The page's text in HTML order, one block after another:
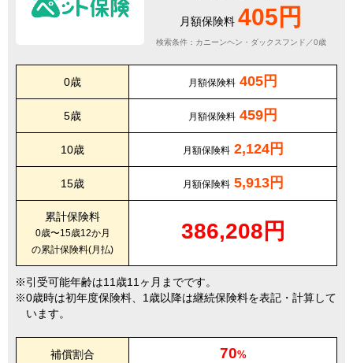
月額保険料 405円
検索条件：カニーンヘン・ダックスフンド／0歳
0歳 月額保険料 405円
5歳 月額保険料 459円
10歳 月額保険料 2,124円
15歳 月額保険料 5,913円
累計保険料
0歳〜15歳12か月
の累計保険料(月払)
386,208円
引受可能年齢は11歳11ヶ月までです。
0歳時は初年度保険料、1歳以降は継続保険料を表記・計算して
います。
補償割合 70%